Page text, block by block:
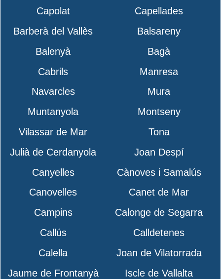
Capolat
Capellades
Barberà del Vallès
Balsareny
Balenyà
Bagà
Cabrils
Manresa
Navarcles
Mura
Muntanyola
Montseny
Vilassar de Mar
Tona
Julià de Cerdanyola
Joan Despí
Canyelles
Cànoves i Samalús
Canovelles
Canet de Mar
Campins
Calonge de Segarra
Callús
Calldetenes
Calella
Joan de Vilatorrada
Jaume de Frontanyà
Iscle de Vallalta